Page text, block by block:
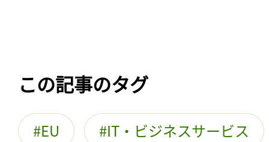
この記事のタグ
EU IT・ビジネスサービス